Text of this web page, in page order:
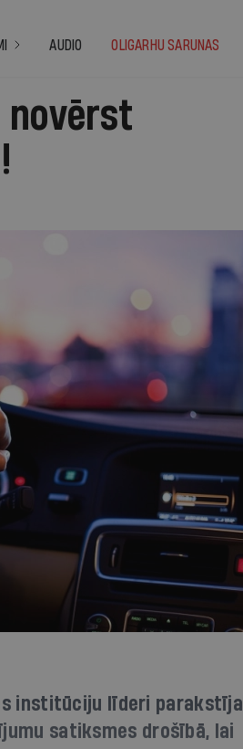
AUDIO OLIGARHU SARUNAS
novērst
institūciju līderi parakstīja
satiksmes drošībā, lai